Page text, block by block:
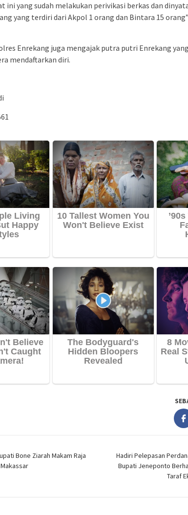
ini yang sudah melakukan perivikasi berkas dan
yang terdiri dari Akpol 1 orang dan Bintara 15
Enrekang juga mengajak putra putri Enrekang
mendaftarkan diri.
Bone Ziarah Makam Raja
Hadiri Pelepasan
Bupati Jeneponto
Taraf